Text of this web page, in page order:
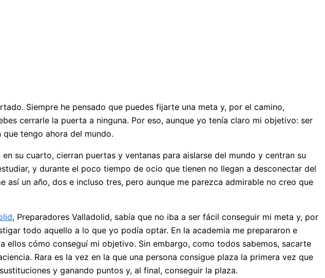
Siempre he pensado que puedes fijarte una meta y, por el camino,
cerrarle la puerta a ninguna. Por eso, aunque yo tenía claro mi objetivo: ser
tengo ahora del mundo.
su cuarto, cierran puertas y ventanas para aislarse del mundo y centran su
y durante el poco tiempo de ocio que tienen no llegan a desconectar del
un año, dos e incluso tres, pero aunque me parezca admirable no creo que
, Preparadores Valladolid, sabía que no iba a ser fácil conseguir mi meta y, por
todo aquello a lo que yo podía optar. En la academia me prepararon e
ellos cómo conseguí mi objetivo. Sin embargo, como todos sabemos, sacarte
Rara es la vez en la que una persona consigue plaza la primera vez que
y ganando puntos y, al final, conseguir la plaza.